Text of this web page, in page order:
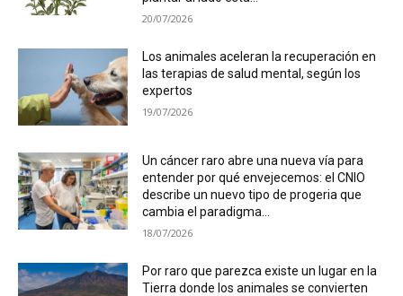
20/07/2026
Los animales aceleran la recuperación en
las terapias de salud mental, según los
expertos
19/07/2026
Un cáncer raro abre una nueva vía para
entender por qué envejecemos: el CNIO
describe un nuevo tipo de progeria que
cambia el paradigma...
18/07/2026
Por raro que parezca existe un lugar en la
Tierra donde los animales se convierten